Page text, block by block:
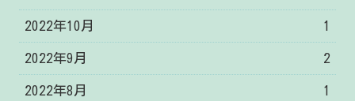
2022年10月 1
2022年9月 2
2022年8月 1